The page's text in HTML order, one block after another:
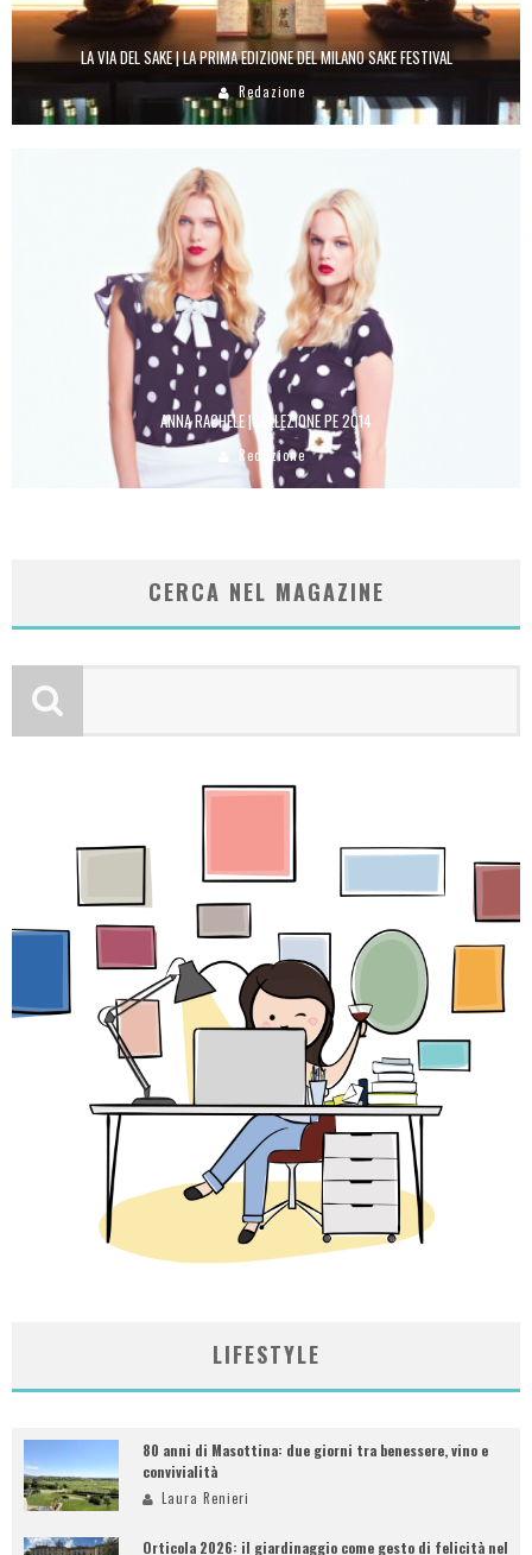
LA VIA DEL SAKE | LA PRIMA EDIZIONE DEL MILANO SAKE FESTIVAL
Redazione
ANNA RACHELE |COLLEZIONE PE 2014
Redazione
CERCA NEL MAGAZINE
LIFESTYLE
80 anni di Masottina: due giorni tra benessere, vino e
convivialità
Laura Renieri
Orticola 2026: il giardinaggio come gesto di felicità nel